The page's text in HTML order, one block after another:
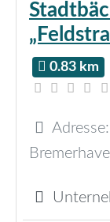
0.83 km
Adresse: